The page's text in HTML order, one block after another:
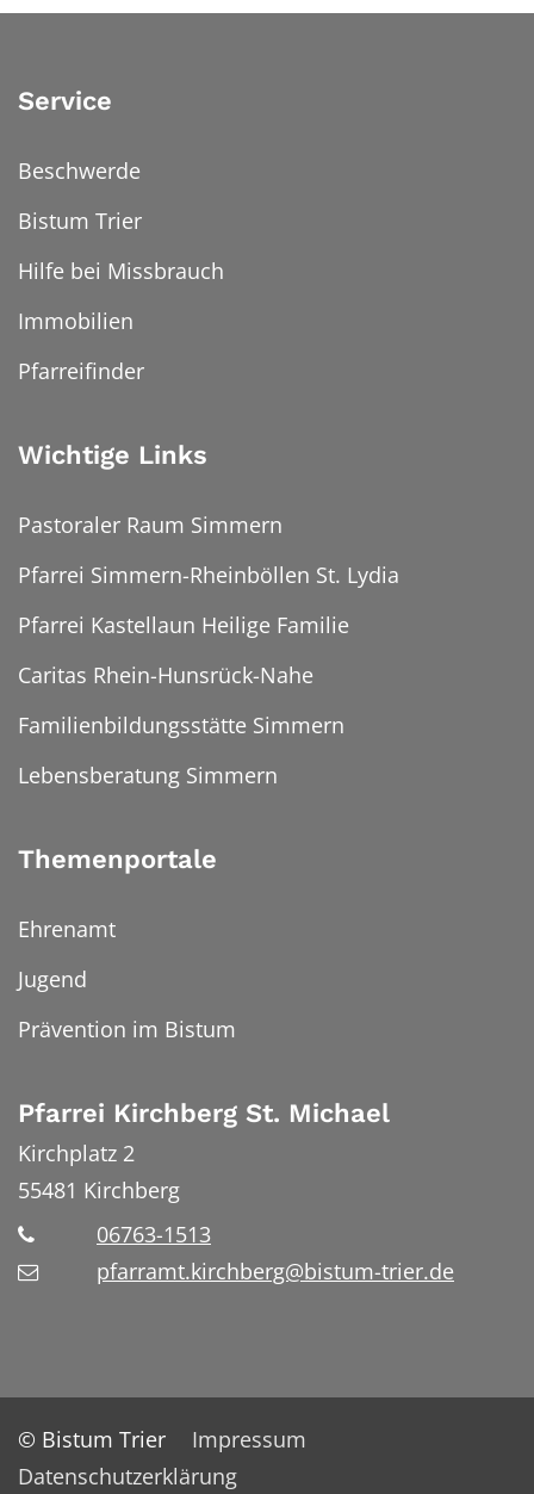
Service
Beschwerde
Bistum Trier
Hilfe bei Missbrauch
Immobilien
Pfarreifinder
Wichtige Links
Pastoraler Raum Simmern
Pfarrei Simmern-Rheinböllen St. Lydia
Pfarrei Kastellaun Heilige Familie
Caritas Rhein-Hunsrück-Nahe
Familienbildungsstätte Simmern
Lebensberatung Simmern
Themenportale
Ehrenamt
Jugend
Prävention im Bistum
Pfarrei Kirchberg St. Michael
Kirchplatz 2
55481 Kirchberg
06763-1513
pfarramt.kirchberg@bistum-trier.de
© Bistum Trier
Impressum
Datenschutzerklärung